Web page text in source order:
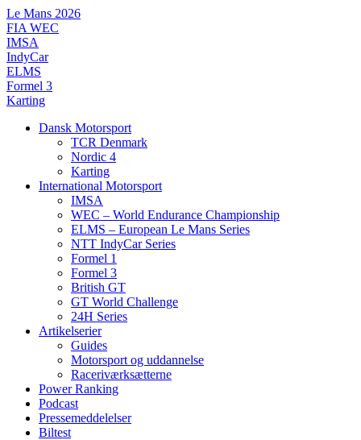
Videre
til
indhold
Le Mans 2026
FIA WEC
IMSA
IndyCar
ELMS
Formel 3
Karting
Dansk Motorsport
TCR Denmark
Nordic 4
Karting
International Motorsport
IMSA
WEC – World Endurance Championship
ELMS – European Le Mans Series
NTT IndyCar Series
Formel 1
Formel 3
British GT
GT World Challenge
24H Series
Artikelserier
Guides
Motorsport og uddannelse
Raceriværksætterne
Power Ranking
Podcast
Pressemeddelelser
Biltest